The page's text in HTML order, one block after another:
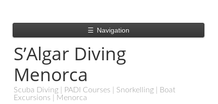
☰ Navigation
S’Algar Diving
Menorca
Scuba Diving | PADI Courses | Snorkelling | Boat
Excursions | Menorca